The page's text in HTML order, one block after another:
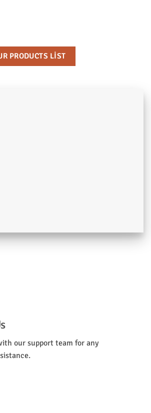
PRODUCTS LIST
our support team for any